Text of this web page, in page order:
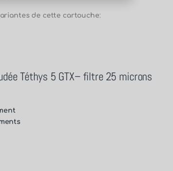
de cette cartouche:
Téthys 5 GTX– filtre 25 microns